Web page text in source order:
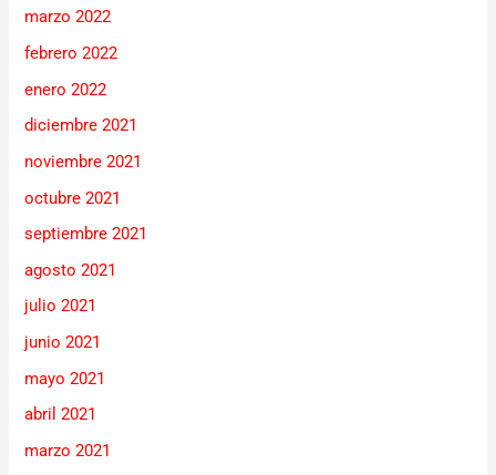
marzo 2022
febrero 2022
enero 2022
diciembre 2021
noviembre 2021
octubre 2021
septiembre 2021
agosto 2021
julio 2021
junio 2021
mayo 2021
abril 2021
marzo 2021